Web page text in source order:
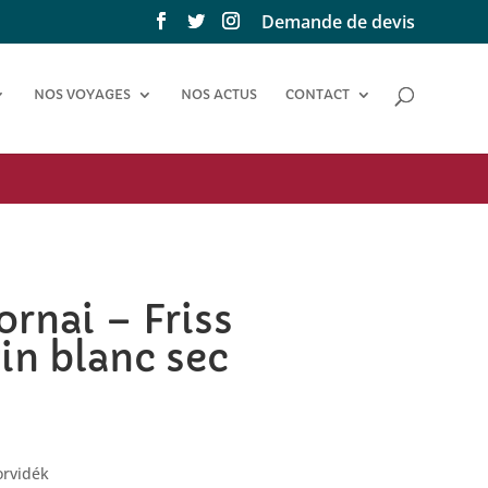
Demande de devis
NOS VOYAGES NOS ACTUS CONTACT
– Friss
blanc sec